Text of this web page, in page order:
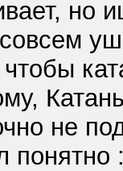
но
совсем
не
понятно